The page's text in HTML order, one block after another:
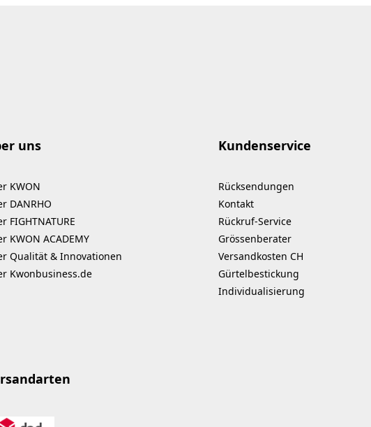
uns
KWON
DANRHO
FIGHTNATURE
KWON ACADEMY
Qualität & Innovationen
Kwonbusiness.de
Kundenservice
Rücksendungen
Kontakt
Rückruf-Service
Grössenberater
Versandkosten CH
Gürtelbestickung
Individualisierung